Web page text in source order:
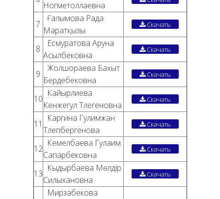
Ногметоллаевна
7
Ғалымова Рада
Маратқызы
Скачать
8
Есмуратова Аруна
Асылбековна
Скачать
9
Жолшораева Бахыт
Бердебековна
Скачать
10
Кайырлиева
Кенжегул Тлегеновна
Скачать
11
Каргина Гулимжан
Тлепбергенова
Скачать
12
Кемелбаева Гулаим
Сапарбековна
Скачать
13
Кыдырбаева Мөлдір
Силыхановна
Скачать
Мирзабекова